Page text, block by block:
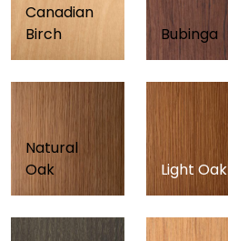
Canadian
Birch
Bubinga
Natural
Oak
Light Oak